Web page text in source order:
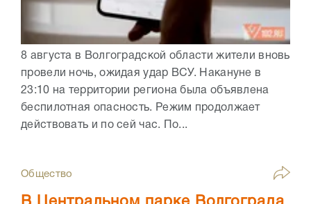
8 августа в Волгоградской области жители вновь
провели ночь, ожидая удар ВСУ. Накануне в
23:10 на территории региона была объявлена
беспилотная опасность. Режим продолжает
действовать и по сей час. По...
Общество